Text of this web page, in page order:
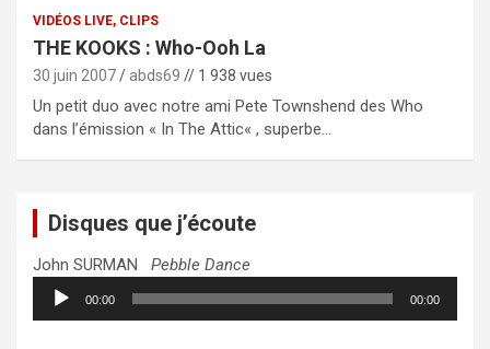
VIDÉOS LIVE, CLIPS
THE KOOKS : Who-Ooh La
30 juin 2007 abds69 // 1 938 vues
Un petit duo avec notre ami Pete Townshend des Who
dans l’émission « In The Attic« , superbe…
Disques que j’écoute
John SURMAN Pebble Dance
Lecteur
audio
00:00 00:00